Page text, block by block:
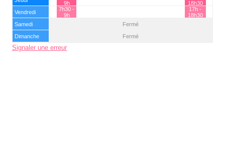
9h
18h30
Vendredi
7h30 -
9h
17h -
18h30
Samedi
Fermé
Dimanche
Fermé
Signaler une erreur